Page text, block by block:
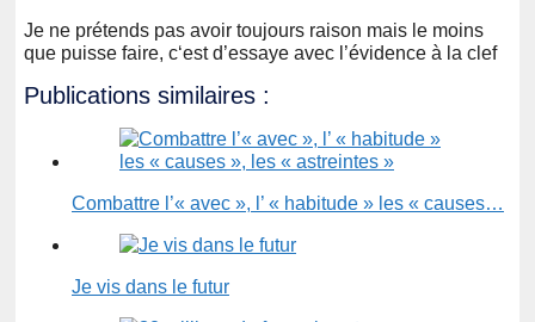
Je ne prétends pas avoir toujours raison mais le moins
que puisse faire, c‘est d’essaye avec l’évidence à la clef
Publications similaires :
Combattre l’« avec », l’ « habitude » les « causes…
Je vis dans le futur